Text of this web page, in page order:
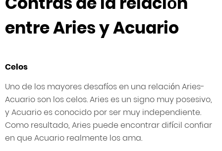
entre Aries y Acuario
Celos
Uno de los mayores desafíos en una relación Aries-
Acuario son los celos. Aries es un signo muy posesivo,
y Acuario es conocido por ser muy independiente.
Como resultado, Aries puede encontrar difícil confiar
en que Acuario realmente los ama.